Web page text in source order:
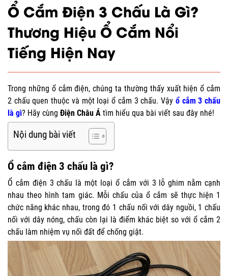
Ổ Cắm Điện 3 Chấu Là Gì?
Thương Hiệu Ổ Cắm Nổi
Tiếng Hiện Nay
Trong những ổ cắm điện, chúng ta thường thấy xuất hiện ổ cắm
2 chấu quen thuộc và một loại ổ cắm 3 chấu. Vậy ổ cắm 3 chấu
là gì? Hãy cùng Điện Châu Á tìm hiểu qua bài viết sau đây nhé!
Nội dung bài viết
Ổ cắm điện 3 chấu là gì?
Ổ cắm điện 3 chấu là một loại ổ cắm với 3 lỗ ghim nằm cạnh
nhau theo hình tam giác. Mỗi chấu của ổ cắm sẽ thực hiện 1
chức năng khác nhau, trong đó 1 chấu nối với dây nguồi, 1 chấu
nối với dây nóng, chấu còn lại là điểm khác biệt so với ổ cắm 2
chấu làm nhiệm vụ nối đất để chống giật.